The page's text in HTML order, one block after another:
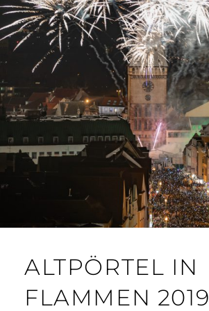
ALTPÖRTEL IN
FLAMMEN 2019